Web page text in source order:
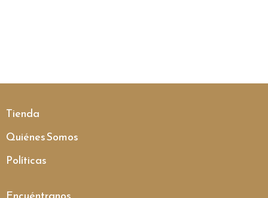
Tienda
Quiénes Somos
Políticas